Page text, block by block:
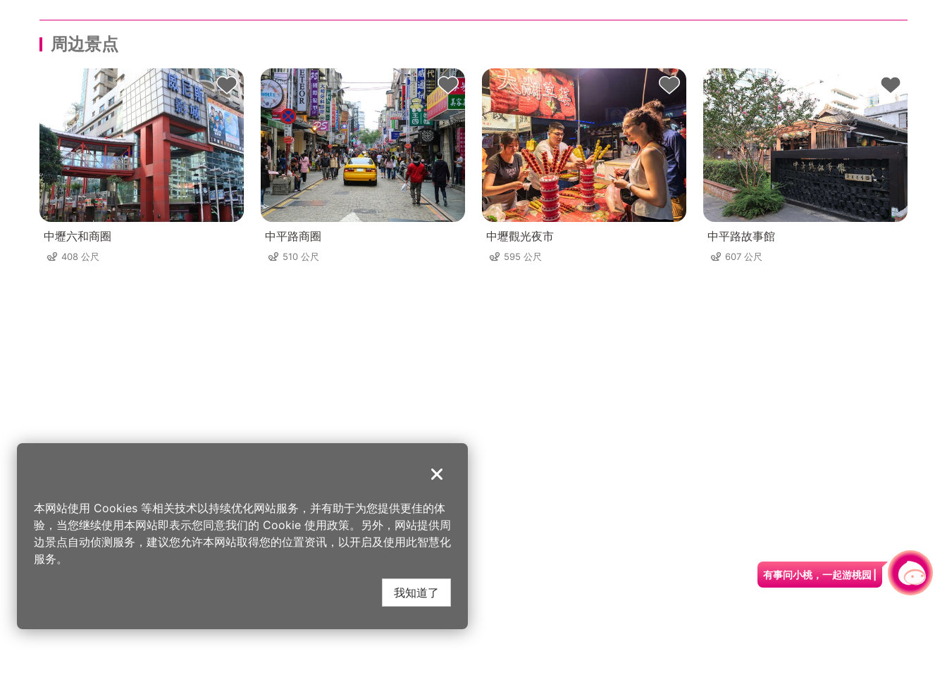
周边景点
中壢六和商圈
408 公尺
中平路商圈
510 公尺
中壢觀光夜市
595 公尺
中平路故事館
607 公尺
关闭
本网站使用 Cookies 等相关技术以持续优化网站服务，并有助于为您提供更佳的体
验，当您继续使用本网站即表示您同意我们的 Cookie 使用政策。另外，网站提供周
边景点自动侦测服务，建议您允许本网站取得您的位置资讯，以开启及使用此智慧化
服务。
我知道了
有事问小桃，一起游桃园|